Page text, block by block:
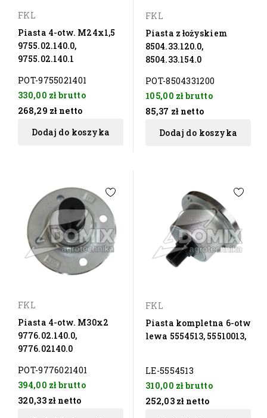
FKL
Piasta 4-otw. M24x1,5
9755.02.140.0,
9755.02.140.1
POT-9755021401
330,00 złbrutto
268,29 zł netto
Dodaj do koszyka
FKL
Piasta z łożyskiem
8504.33.120.0,
8504.33.154.0
POT-8504331200
105,00 złbrutto
85,37 zł netto
Dodaj do koszyka
FKL
Piasta 4-otw. M30x2
9776.02.140.0,
9776.02140.0
POT-9776021401
394,00 złbrutto
320,33 zł netto
FKL
Piasta kompletna 6-otw
lewa 5554513, 55510013,
LE-5554513
310,00 złbrutto
252,03 zł netto